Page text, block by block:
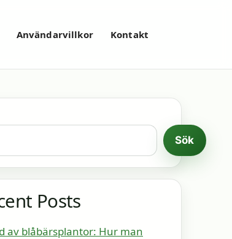
Användarvillkor Kontakt
Sök
Posts
av blåbärsplantor: Hur man